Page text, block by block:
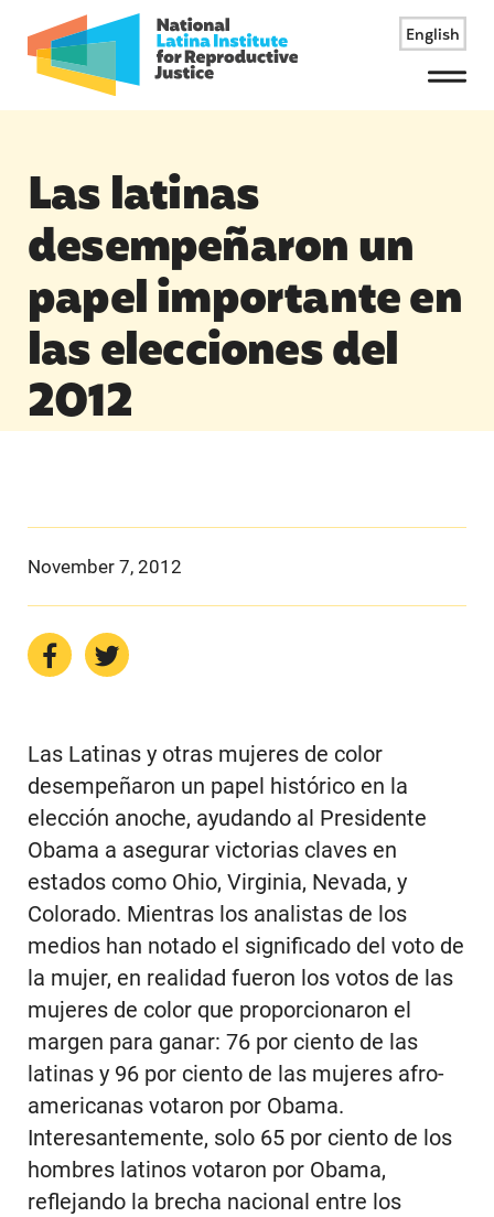
English
Menu
Las latinas
desempeñaron un
papel importante en
las elecciones del
2012
November 7, 2012
Las Latinas y otras mujeres de color
desempeñaron un papel histórico en la
elección anoche, ayudando al Presidente
Obama a asegurar victorias claves en
estados como Ohio, Virginia, Nevada, y
Colorado. Mientras los analistas de los
medios han notado el significado del voto de
la mujer, en realidad fueron los votos de las
mujeres de color que proporcionaron el
margen para ganar: 76 por ciento de las
latinas y 96 por ciento de las mujeres afro-
americanas votaron por Obama.
Interesantemente, solo 65 por ciento de los
hombres latinos votaron por Obama,
reflejando la brecha nacional entre los